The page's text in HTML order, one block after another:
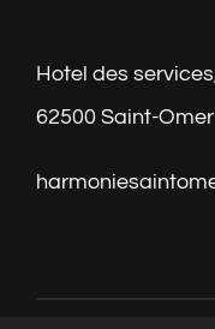
Hotel des
62500 Saint-Omer